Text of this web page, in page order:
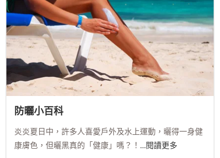
防曬小百科
炎炎夏日中，許多人喜愛戶外及水上運動，曬得一身健
康膚色，但曬黑真的「健康」嗎？！ ...閱讀更多